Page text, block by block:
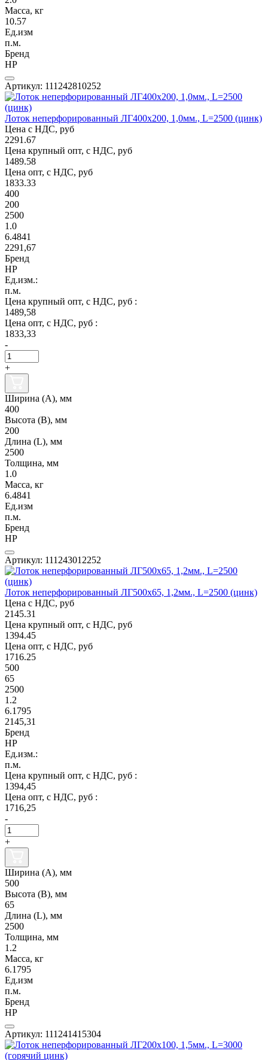
Масса, кг
10.57
Ед.изм
п.м.
Бренд
НР
Артикул: 111242810252
Лоток неперфорированный ЛГ400х200, 1,0мм., L=2500 (цинк)
Цена с НДС, руб
2291.67
Цена крупный опт, с НДС, руб
1489.58
Цена опт, с НДС, руб
1833.33
400
200
2500
1.0
6.4841
2291,67
Бренд
НР
Ед.изм.:
п.м.
Цена крупный опт, с НДС, руб :
1489,58
Цена опт, с НДС, руб :
1833,33
-
+
Ширина (А), мм
400
Высота (В), мм
200
Длина (L), мм
2500
Толщина, мм
1.0
Масса, кг
6.4841
Ед.изм
п.м.
Бренд
НР
Артикул: 111243012252
Лоток неперфорированный ЛГ500х65, 1,2мм., L=2500 (цинк)
Цена с НДС, руб
2145.31
Цена крупный опт, с НДС, руб
1394.45
Цена опт, с НДС, руб
1716.25
500
65
2500
1.2
6.1795
2145,31
Бренд
НР
Ед.изм.:
п.м.
Цена крупный опт, с НДС, руб :
1394,45
Цена опт, с НДС, руб :
1716,25
-
+
Ширина (А), мм
500
Высота (В), мм
65
Длина (L), мм
2500
Толщина, мм
1.2
Масса, кг
6.1795
Ед.изм
п.м.
Бренд
НР
Артикул: 111241415304